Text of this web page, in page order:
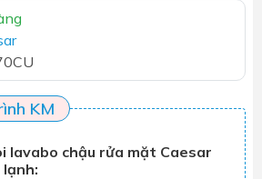
KM
lavabo chậu rửa mặt Caesar
lạnh: